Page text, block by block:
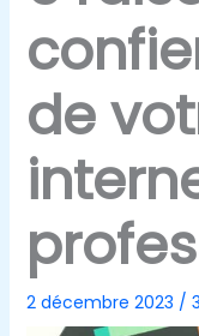
de
2 décembre 2023 /